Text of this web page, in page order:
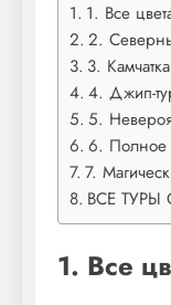
1. Все
2.
3.
4. Джип-
5.
6. Полное
7.
ВСЕ
1. Все